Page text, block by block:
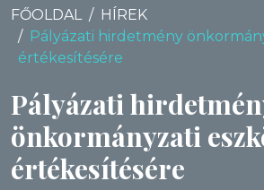
FŐOLDAL
HÍREK
Pályázati hirdetmény
értékesítésére
Pályázati
önkormányzati
értékesítésére